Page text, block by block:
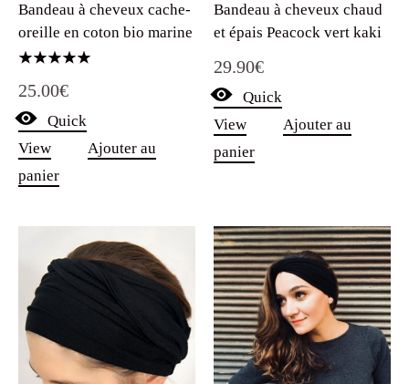
Bandeau à cheveux cache-
oreille en coton bio marine
5.00
25.00€
Quick
View
Ajouter au
panier
Bandeau à cheveux chaud
et épais Peacock vert kaki
29.90€
Quick
View
Ajouter au
panier